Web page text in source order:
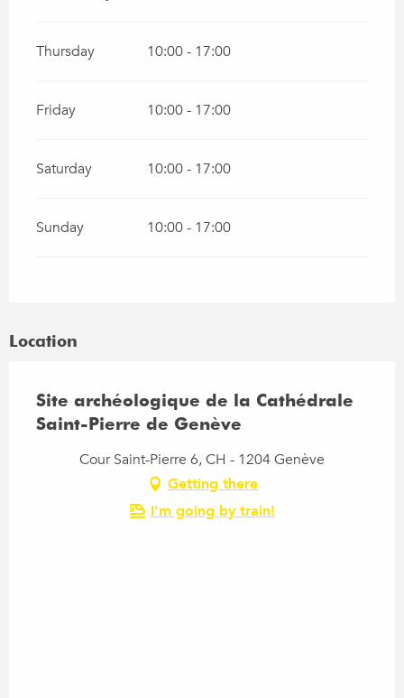
Thursday 10:00 - 17:00
Friday 10:00 - 17:00
Saturday 10:00 - 17:00
Sunday 10:00 - 17:00
Location
Site archéologique de la Cathédrale
Saint-Pierre de Genève
Cour Saint-Pierre 6, CH - 1204 Genève
Getting there
I'm going by train!